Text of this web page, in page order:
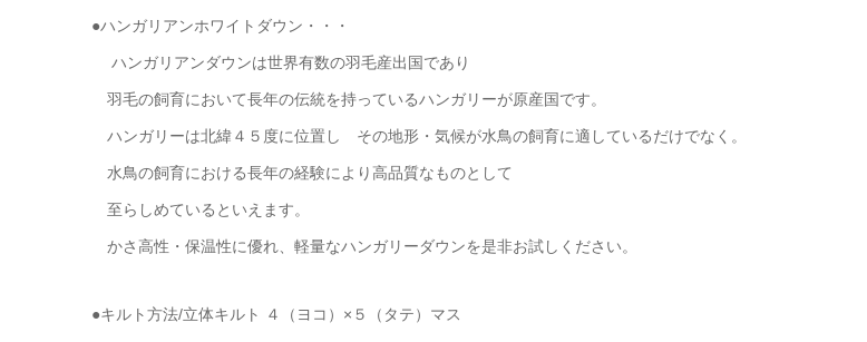
●ハンガリアンホワイトダウン・・・
ハンガリアンダウンは世界有数の羽毛産出国であり
羽毛の飼育において長年の伝統を持っているハンガリーが原産国です。
ハンガリーは北緯４５度に位置し その地形・気候が水鳥の飼育に適しているだけでなく。
水鳥の飼育における長年の経験により高品質なものとして
至らしめているといえます。
かさ高性・保温性に優れ、軽量なハンガリーダウンを是非お試しください。
●キルト方法/立体キルト ４（ヨコ）×５（タテ）マス